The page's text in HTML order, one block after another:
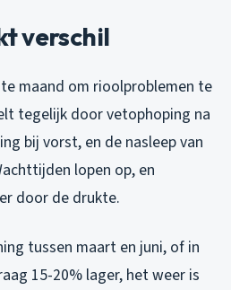
verschil
maand om rioolproblemen te
tegelijk door vetophoping na
bij vorst, en de nasleep van
lopen op, en
door de drukte.
tussen maart en juni, of in
15-20% lager, het weer is